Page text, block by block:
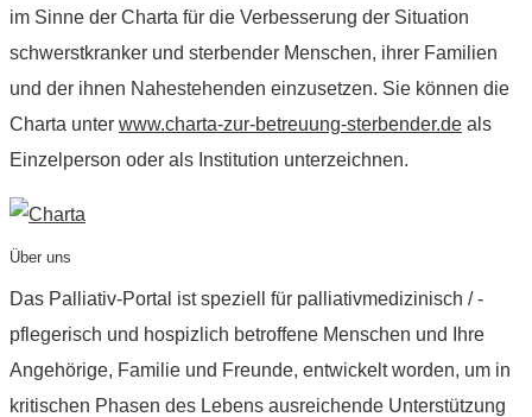
im Sinne der Charta für die Verbesserung der Situation
schwerstkranker und sterbender Menschen, ihrer Familien
und der ihnen Nahestehenden einzusetzen. Sie können die
Charta unter www.charta-zur-betreuung-sterbender.de als
Einzelperson oder als Institution unterzeichnen.
Über uns
Das Palliativ-Portal ist speziell für palliativmedizinisch / -
pflegerisch und hospizlich betroffene Menschen und Ihre
Angehörige, Familie und Freunde, entwickelt worden, um in
kritischen Phasen des Lebens ausreichende Unterstützung